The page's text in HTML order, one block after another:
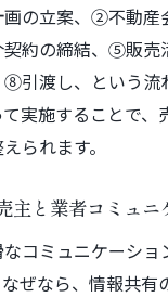
の立案、②不動
約の締結、⑤販
引渡し、という流
実施することで、
られます。
主と業者コミュニ
コミュニケーショ
ぜなら、情報共有